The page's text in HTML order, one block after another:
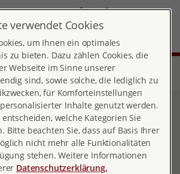
DE
Landesverbände
Bayern
Vorstände
verwendet Cookies
um Ihnen ein optimales
zu bieten. Dazu zählen Cookies, die
Webseite im Sinne unserer
sind, sowie solche, die lediglich zu
für Komforteinstellungen
Inhalte genutzt werden.
welche Kategorien Sie
Bitte beachten Sie, dass auf Basis Ihrer
nicht mehr alle Funktionalitäten
stehen. Weitere Informationen
Datenschutzerklärung.